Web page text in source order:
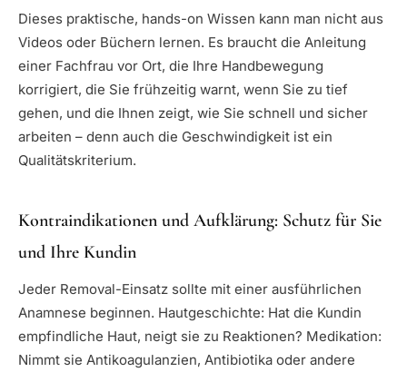
Dieses praktische, hands-on Wissen kann man nicht aus
Videos oder Büchern lernen. Es braucht die Anleitung
einer Fachfrau vor Ort, die Ihre Handbewegung
korrigiert, die Sie frühzeitig warnt, wenn Sie zu tief
gehen, und die Ihnen zeigt, wie Sie schnell und sicher
arbeiten – denn auch die Geschwindigkeit ist ein
Qualitätskriterium.
Kontraindikationen und Aufklärung: Schutz für Sie
und Ihre Kundin
Jeder Removal-Einsatz sollte mit einer ausführlichen
Anamnese beginnen. Hautgeschichte: Hat die Kundin
empfindliche Haut, neigt sie zu Reaktionen? Medikation:
Nimmt sie Antikoagulanzien, Antibiotika oder andere